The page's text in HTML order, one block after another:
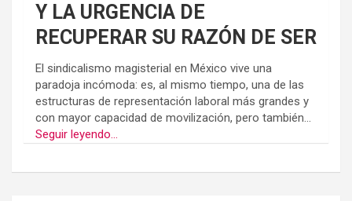
Y LA URGENCIA DE
RECUPERAR SU RAZÓN DE SER
El sindicalismo magisterial en México vive una
paradoja incómoda: es, al mismo tiempo, una de las
estructuras de representación laboral más grandes y
con mayor capacidad de movilización, pero también...
Seguir leyendo...